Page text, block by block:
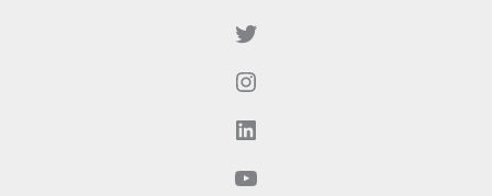
Twitter（现为X）
Instagram
LinkedIn
YouTube